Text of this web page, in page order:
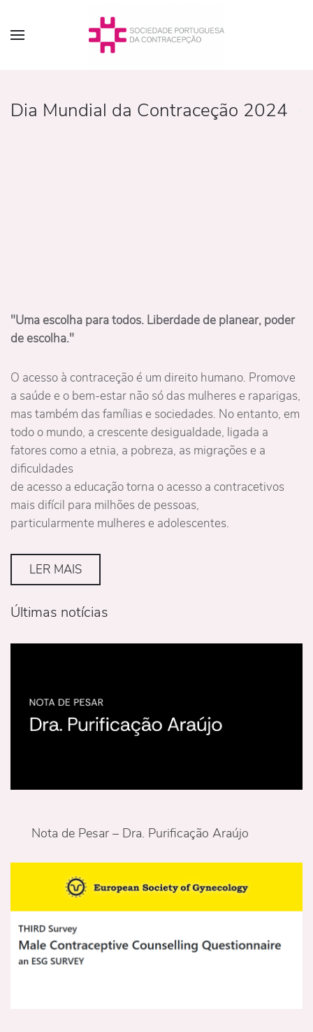
Dia Mundial da Contraceção 2024
"Uma escolha para todos. Liberdade de planear, poder
de escolha."
O acesso à contraceção é um direito humano. Promove
a saúde e o bem-estar não só das mulheres e raparigas,
mas também das famílias e sociedades. No entanto, em
todo o mundo, a crescente desigualdade, ligada a
fatores como a etnia, a pobreza, as migrações e a
dificuldades
de acesso a educação torna o acesso a contracetivos
mais difícil para milhões de pessoas,
particularmente mulheres e adolescentes.
LER MAIS
Últimas notícias
Nota de Pesar – Dra. Purificação Araújo